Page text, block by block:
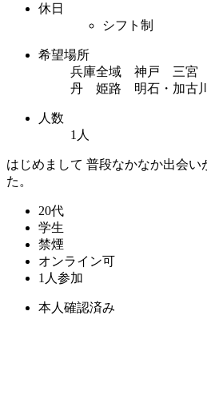
休日
シフト制
希望場所
兵庫全域 神戸 三
丹 姫路 明石・加古
人数
1人
はじめまして 普段なかなか出会い
た。
20代
学生
禁煙
オンライン可
1人参加
本人確認済み